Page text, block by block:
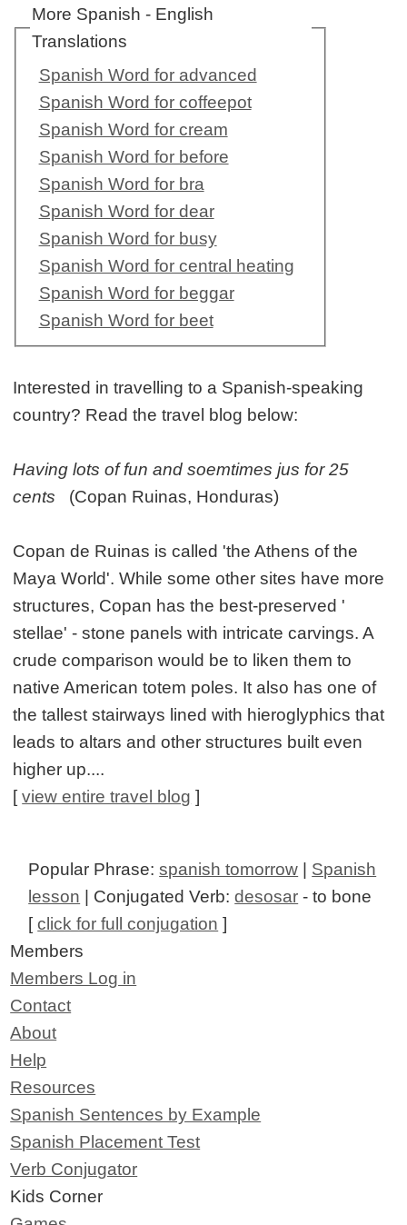
More Spanish - English
Translations
Spanish Word for advanced
Spanish Word for coffeepot
Spanish Word for cream
Spanish Word for before
Spanish Word for bra
Spanish Word for dear
Spanish Word for busy
Spanish Word for central heating
Spanish Word for beggar
Spanish Word for beet
Interested in travelling to a Spanish-speaking
country? Read the travel blog below:
Having lots of fun and soemtimes jus for 25
cents (Copan Ruinas, Honduras)
Copan de Ruinas is called 'the Athens of the
Maya World'. While some other sites have more
structures, Copan has the best-preserved '
stellae' - stone panels with intricate carvings. A
crude comparison would be to liken them to
native American totem poles. It also has one of
the tallest stairways lined with hieroglyphics that
leads to altars and other structures built even
higher up....
[view entire travel blog ]
Popular Phrase:spanish tomorrow | Spanish
lesson | Conjugated Verb:desosar - to bone
[click for full conjugation ]
Members
Members Log in
Contact
About
Help
Resources
Spanish Sentences by Example
Spanish Placement Test
Verb Conjugator
Kids Corner